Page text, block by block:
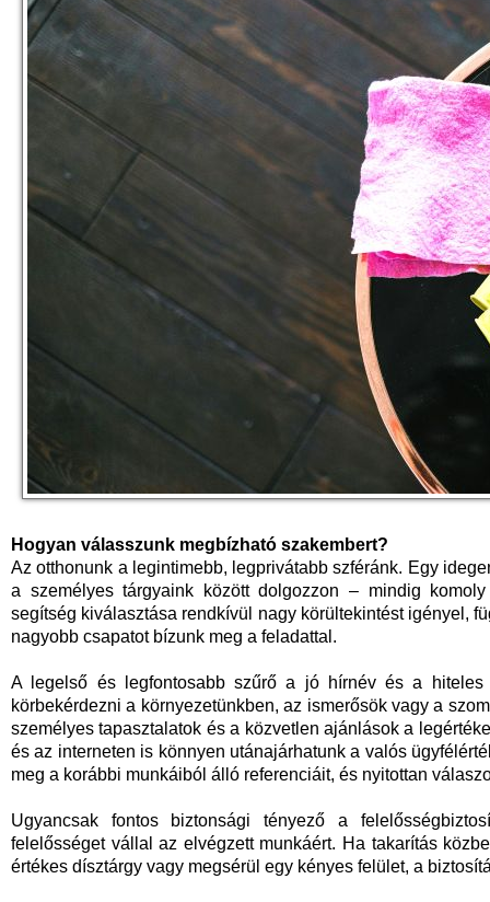
Hogyan válasszunk megbízható szakembert?
Az otthonunk a legintimebb, legprivátabb szféránk. Egy
a személyes tárgyaink között dolgozzon – mindig
segítség kiválasztása rendkívül nagy körültekintést igényel,
nagyobb csapatot bízunk meg a feladattal.
A legelső és legfontosabb szűrő a jó hírnév és a hiteles
körbekérdezni a környezetünkben, az ismerősök vagy a
személyes tapasztalatok és a közvetlen ajánlások a
és az interneten is könnyen utánajárhatunk a valós
meg a korábbi munkáiból álló referenciáit, és nyitottan
Ugyancsak fontos biztonsági tényező a
felelősséget vállal az elvégzett munkáért. Ha takarítás
értékes dísztárgy vagy megsérül egy kényes felület, a